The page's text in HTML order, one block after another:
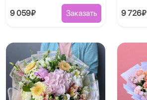
9 059₽ Заказать 9 726₽